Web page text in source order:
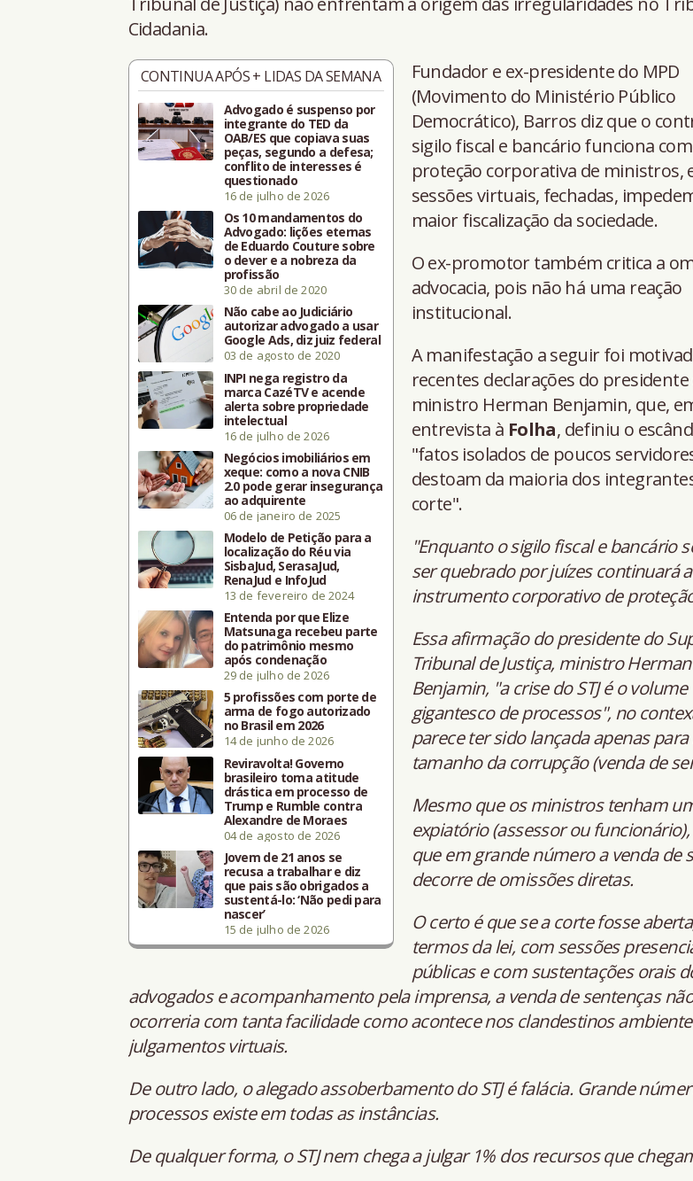
Cidadania.
CONTINUA APÓS + LIDAS DA SEMANA
Advogado é suspenso por
integrante do TED da
OAB/ES que copiava suas
peças, segundo a defesa;
conflito de interesses é
questionado
16 de julho de 2026
Os 10 mandamentos do
Advogado: lições eternas
de Eduardo Couture sobre
o dever e a nobreza da
profissão
30 de abril de 2020
Não cabe ao Judiciário
autorizar advogado a usar
Google Ads, diz juiz federal
03 de agosto de 2020
INPI nega registro da
marca CazéTV e acende
alerta sobre propriedade
intelectual
16 de julho de 2026
Negócios imobiliários em
xeque: como a nova CNIB
2.0 pode gerar insegurança
ao adquirente
06 de janeiro de 2025
Modelo de Petição para a
localização do Réu via
SisbaJud, SerasaJud,
RenaJud e InfoJud
13 de fevereiro de 2024
Entenda por que Elize
Matsunaga recebeu parte
do patrimônio mesmo
após condenação
29 de julho de 2026
5 profissões com porte de
arma de fogo autorizado
no Brasil em 2026
14 de junho de 2026
Reviravolta! Governo
brasileiro toma atitude
drástica em processo de
Trump e Rumble contra
Alexandre de Moraes
04 de agosto de 2026
Jovem de 21 anos se
recusa a trabalhar e diz
que pais são obrigados a
sustentá-lo: ‘Não pedi para
nascer’
15 de julho de 2026
Fundador e ex-presidente do MPD
(Movimento do Ministério Público
Democrático), Barros diz que o
sigilo fiscal e bancário funciona
proteção corporativa de ministros,
sessões virtuais, fechadas,
maior fiscalização da sociedade.
O ex-promotor também critica a
advocacia, pois não há uma reação
institucional.
A manifestação a seguir foi
recentes declarações do presidente
ministro Herman Benjamin, que,
entrevista à Folha, definiu o
"fatos isolados de poucos
destoam da maioria dos
corte".
"Enquanto o sigilo fiscal e bancário
ser quebrado por juízes continuará
instrumento corporativo de
Essa afirmação do presidente do
Tribunal de Justiça, ministro Herman
Benjamin, "a crise do STJ é o volume
gigantesco de processos", no
parece ter sido lançada apenas
tamanho da corrupção (venda de
Mesmo que os ministros tenham
expiatório (assessor ou
que em grande número a venda de
decorre de omissões diretas.
O certo é que se a corte fosse
termos da lei, com sessões
públicas e com sustentações orais
advogados e acompanhamento pela imprensa, a venda de sentenças não
ocorreria com tanta facilidade como acontece nos clandestinos
julgamentos virtuais.
De outro lado, o alegado assoberbamento do STJ é falácia. Grande
processos existe em todas as instâncias.
De qualquer forma, o STJ nem chega a julgar 1% dos recursos que